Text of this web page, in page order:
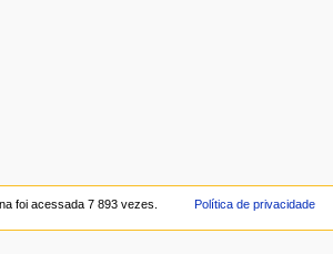
foi acessada 7 893 vezes. Política de privacidade